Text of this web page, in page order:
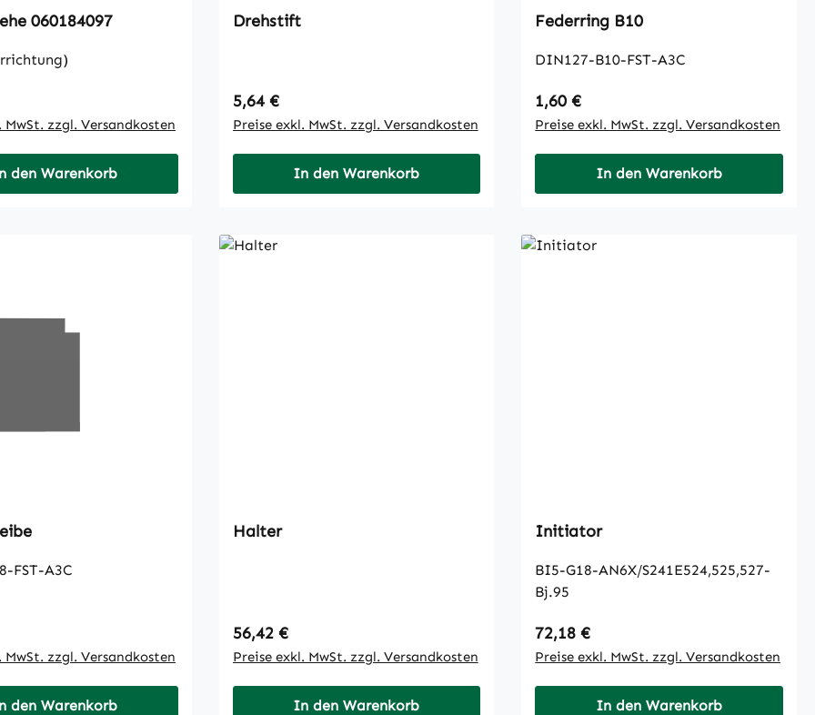
Siehe 060184097
MwSt. zzgl. Versandkosten
den Warenkorb
Drehstift
Regulärer Preis:
5,64 €
Preise exkl. MwSt. zzgl. Versandkosten
In den Warenkorb
Federring B10
DIN127-B10-FST-A3C
Regulärer Preis:
1,60 €
Preise exkl. MwSt. zzgl. Versandkosten
In den Warenkorb
FST-A3C
MwSt. zzgl. Versandkosten
den Warenkorb
Halter
Regulärer Preis:
56,42 €
Preise exkl. MwSt. zzgl. Versandkosten
In den Warenkorb
Initiator
BI5-G18-AN6X/S241E524,525,527-
Bj.95
Regulärer Preis:
72,18 €
Preise exkl. MwSt. zzgl. Versandkosten
In den Warenkorb